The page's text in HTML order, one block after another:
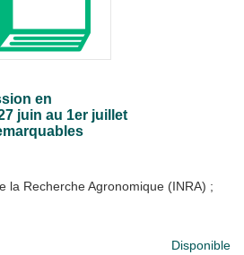
en
juin au 1er juillet
la Recherche Agronomique (INRA) ;
Disponible